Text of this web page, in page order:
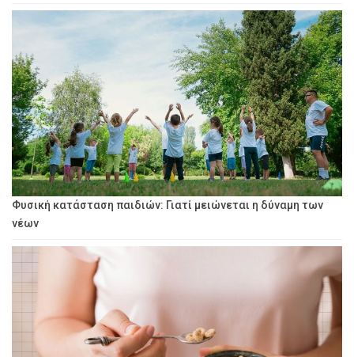
Φυσική κατάσταση παιδιών: Γιατί μειώνεται η δύναμη των
νέων